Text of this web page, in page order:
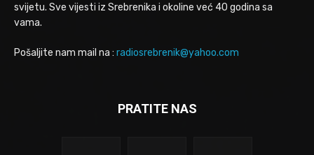
svijetu. Sve vijesti iz Srebrenika i okoline već 40 godina sa
vama.
Pošaljite nam mail na : radiosrebrenik@yahoo.com
PRATITE NAS